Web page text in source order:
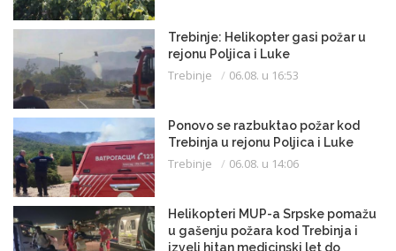
Trebinje: Helikopter gasi požar u
rejonu Poljica i Luke
Trebinje 06.08. u 16:53
Ponovo se razbuktao požar kod
Trebinja u rejonu Poljica i Luke
Trebinje 06.08. u 14:06
Helikopteri MUP-a Srpske pomažu
u gašenju požara kod Trebinja i
izveli hitan medicinski let do